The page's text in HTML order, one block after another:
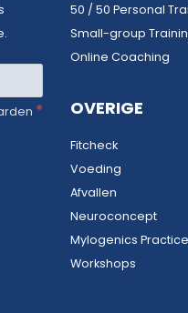
*
50 / 50 Personal
Small-group
Online Coaching
OVERIGE
Fitcheck
Voeding
Afvallen
Neuroconcept
Mylogenics Practice
Workshops